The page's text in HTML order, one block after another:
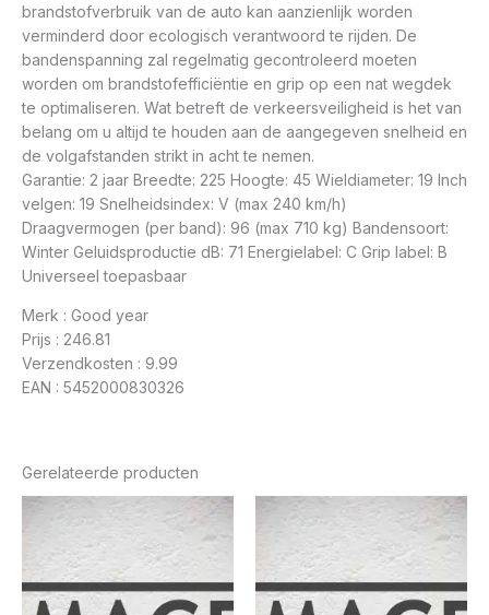
brandstofverbruik van de auto kan aanzienlijk worden
verminderd door ecologisch verantwoord te rijden. De
bandenspanning zal regelmatig gecontroleerd moeten
worden om brandstofefficiëntie en grip op een nat wegdek
te optimaliseren. Wat betreft de verkeersveiligheid is het van
belang om u altijd te houden aan de aangegeven snelheid en
de volgafstanden strikt in acht te nemen.
Garantie: 2 jaar Breedte: 225 Hoogte: 45 Wieldiameter: 19 Inch
velgen: 19 Snelheidsindex: V (max 240 km/h)
Draagvermogen (per band): 96 (max 710 kg) Bandensoort:
Winter Geluidsproductie dB: 71 Energielabel: C Grip label: B
Universeel toepasbaar
Merk : Good year
Prijs : 246.81
Verzendkosten : 9.99
EAN : 5452000830326
Gerelateerde producten